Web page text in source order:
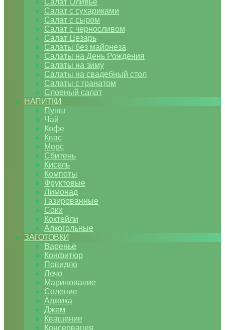
Салат Оливье
Салат с сухариками
Салат с сыром
Салат с черносливом
Салат Цезарь
Салаты без майонеза
Салаты на День Рождения
Салаты на зиму
Салаты на свадебный стол
Салаты с гранатом
Слоеный салат
НАПИТКИ
Пунш
Чай
Кофе
Квас
Морс
Сбитень
Кисель
Компоты
Фруктовые
Лимонад
Газированные
Соки
Коктейли
Алкогольные
ЗАГОТОВКИ
Варенье
Конфитюр
Повидло
Лечо
Маринование
Соление
Аджика
Джем
Квашение
Консервация